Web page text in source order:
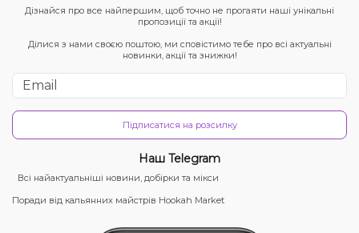
Дізнайся про все найпершим, щоб точно не прогаяти наші унікальні
пропозиції та акції!
Ділися з нами своєю поштою, ми сповістимо тебе про всі актуальні
новинки, акції та знижки!
Підписатися на розсилку
Наш Telegram
Всі найактуальніші новини, добірки та мікси
Поради від кальянних майстрів Hookah Market